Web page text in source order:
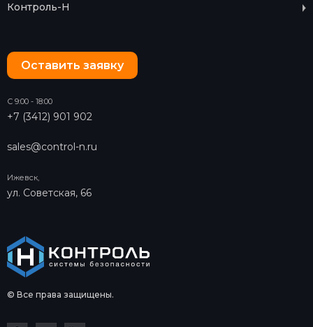
© Все права защищены.
Оставить заявку
С 9:00 - 18:00
+7 (3412) 901 902
sales@control-n.ru
Ижевск,
ул. Советская, 66
Контроль-Н